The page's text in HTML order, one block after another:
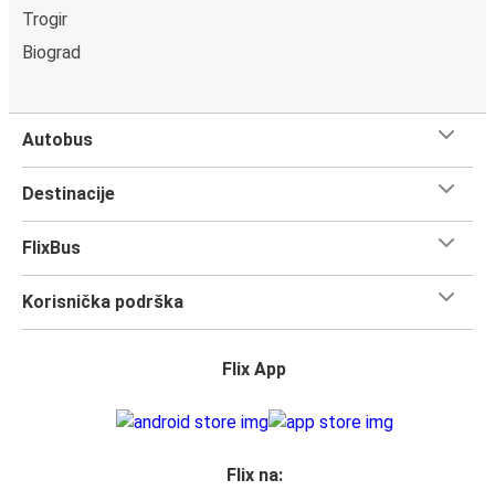
Trogir
Biograd
Autobus
Destinacije
FlixBus
Korisnička podrška
Flix App
Flix na: